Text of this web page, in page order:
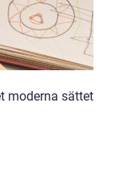
moderna sättet